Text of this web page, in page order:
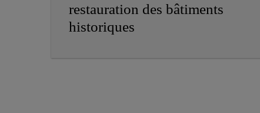
restauration des bâtiments
historiques